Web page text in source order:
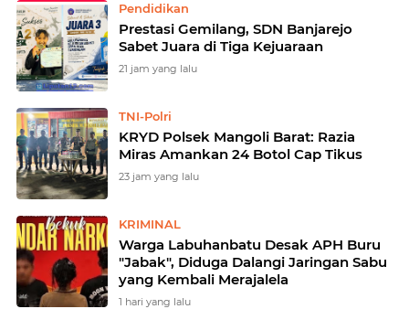
Pendidikan
Prestasi Gemilang, SDN Banjarejo
Sabet Juara di Tiga Kejuaraan
21 jam yang lalu
TNI-Polri
KRYD Polsek Mangoli Barat: Razia
Miras Amankan 24 Botol Cap Tikus
23 jam yang lalu
KRIMINAL
Warga Labuhanbatu Desak APH Buru
"Jabak", Diduga Dalangi Jaringan Sabu
yang Kembali Merajalela
1 hari yang lalu